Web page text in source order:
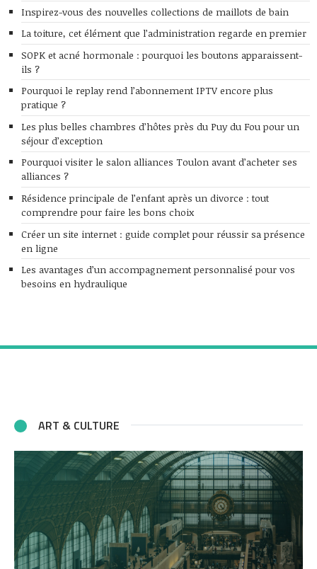
Inspirez-vous des nouvelles collections de maillots de bain
La toiture, cet élément que l’administration regarde en premier
SOPK et acné hormonale : pourquoi les boutons apparaissent-
ils ?
Pourquoi le replay rend l’abonnement IPTV encore plus
pratique ?
Les plus belles chambres d’hôtes près du Puy du Fou pour un
séjour d’exception
Pourquoi visiter le salon alliances Toulon avant d’acheter ses
alliances ?
Résidence principale de l’enfant après un divorce : tout
comprendre pour faire les bons choix
Créer un site internet : guide complet pour réussir sa présence
en ligne
Les avantages d’un accompagnement personnalisé pour vos
besoins en hydraulique
ART & CULTURE